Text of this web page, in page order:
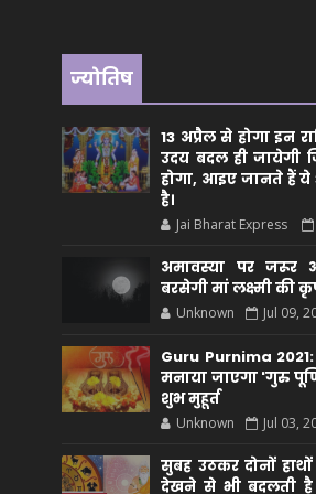
ज्योतिष
13 अप्रैल से होगा इन
उदय बदल ही जायेगी
होगा, आइए जानते हैं ये
है।
Jai Bharat Express
अमावस्या पर जरूर
बरसेगी मां लक्ष्मी की
Unknown Jul 09,
Guru Purnima
मनाया जाएगा 'गुरु
शुभ मुहूर्त
Unknown Jul 03,
सुबह उठकर दोनों
देखने से भी बदलती